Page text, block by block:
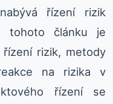
řízení rizik
tohoto článku je
rizik, metody
na rizika v
řízení se